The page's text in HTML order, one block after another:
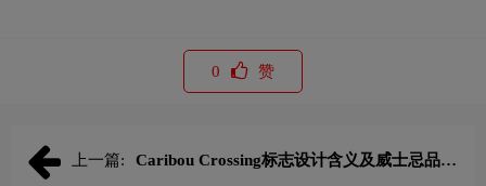
0 赞
上一篇:
Caribou Crossing标志设计含义及威士忌品牌